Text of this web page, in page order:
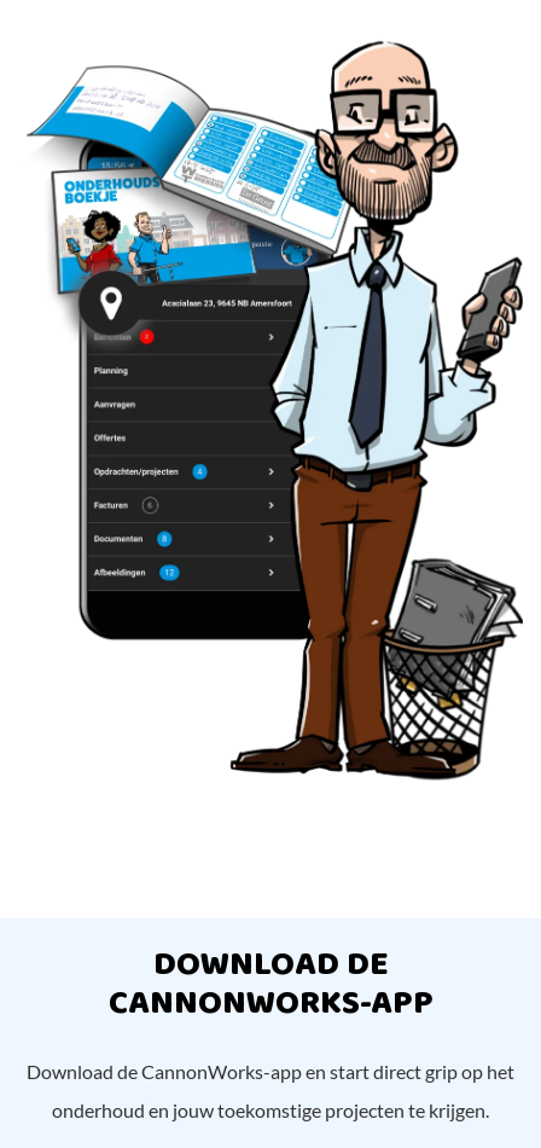
DOWNLOAD DE
CANNONWORKS-APP
Download de CannonWorks-app en start direct grip op het
onderhoud en jouw toekomstige projecten te krijgen.